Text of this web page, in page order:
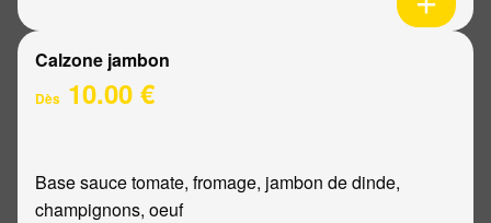
Calzone jambon
Dès 10.00 €
Base sauce tomate, fromage, jambon de dinde,
champignons, oeuf